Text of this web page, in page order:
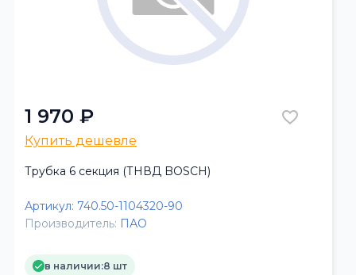
1 970 ₽
Купить дешевле
Трубка 6 секция (ТНВД BOSCH)
Артикул: 740.50-1104320-90
Производитель: ПАО
в наличии:8 шт